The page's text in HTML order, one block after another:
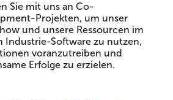
Sie mit uns an Co-
Projekten, um unser
und unsere Ressourcen im
Industrie-Software zu nutzen,
voranzutreiben und
Erfolge zu erzielen.